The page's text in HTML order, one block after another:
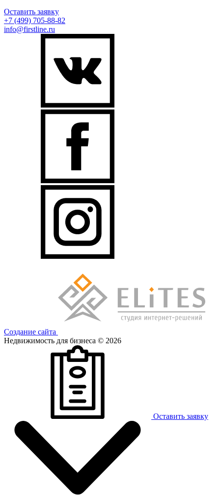
Оставить заявку
+7 (499) 705-88-82
info@firstline.ru
Создание сайта
Недвижимость для бизнеса © 2026
Оставить заявку